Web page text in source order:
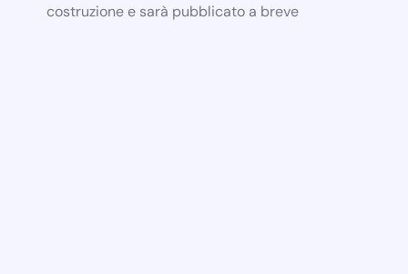
costruzione e sarà pubblicato a breve